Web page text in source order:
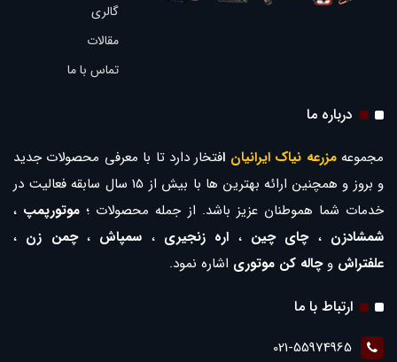
گالری
مقالات
تماس با ما
درباره ما
مجموعهمزرعه نیاک ایرانیان افتخار دارد تا با معرفی محصولات جدید
و بروز و همچنین ارائه بهترین ها با بیش از 15 سال سابقه فعالیت در
خدمات شما هموطنان عزیز باشد. از جمله محصولات ؛ موتورپمپ ،
شمشادزن ،چای چین ، اره زنجیری ، سمپاش ،چمن زن ،
علفتراش وچاله کن موتوری اشاره نمود.
ارتباط با ما
021-55974965